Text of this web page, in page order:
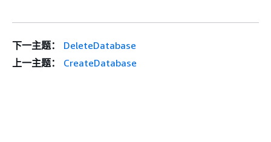
下一主题：
DeleteDatabase
上一主题：
CreateDatabase